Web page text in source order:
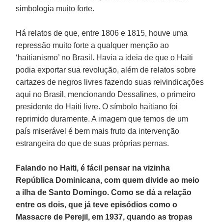
simbologia muito forte.
Há relatos de que, entre 1806 e 1815, houve uma
repressão muito forte a qualquer menção ao
‘haitianismo’ no Brasil. Havia a ideia de que o Haiti
podia exportar sua revolução, além de relatos sobre
cartazes de negros livres fazendo suas reivindicações
aqui no Brasil, mencionando Dessalines, o primeiro
presidente do Haiti livre. O símbolo haitiano foi
reprimido duramente. A imagem que temos de um
país miserável é bem mais fruto da intervenção
estrangeira do que de suas próprias pernas.
Falando no Haiti, é fácil pensar na vizinha
República Dominicana, com quem divide ao meio
a ilha de Santo Domingo. Como se dá a relação
entre os dois, que já teve episódios como o
Massacre de Perejil, em 1937, quando as tropas